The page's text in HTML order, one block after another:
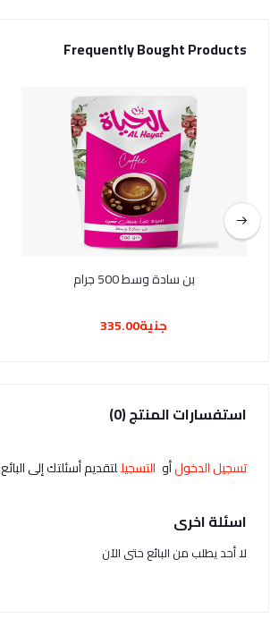
Frequently Bought Products
بن سادة وسط 500 جرام
جنية335.00
استفسارات المنتج (0)
تسجيل الدخولأو التسجيللتقديم أسئلتك إلى البائع
اسئلة اخرى
لا أحد يطلب من البائع حتى الآن